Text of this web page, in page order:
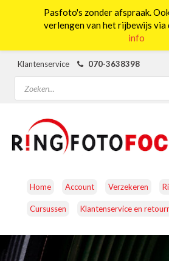
Klantenservice
070-3638398
Producten
zoeken
Home Account Verzekeren
Cursussen Klantenservice en
CAMERA’S OBJECTIEVEN
Pasfoto's zonder afspraak.
verlengen van het rijbewijs via
info